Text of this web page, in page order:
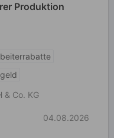
Produktion
& Co. KG
04.08.2026